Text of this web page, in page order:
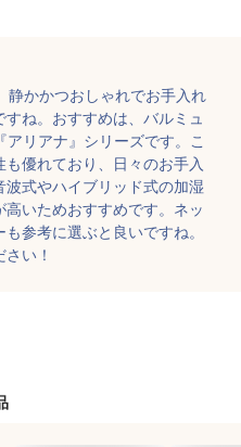
静かかつおしゃれでお手入れ
ね。おすすめは、バルミュ
リアナ』シリーズです。こ
優れており、日々のお手入
式やハイブリッド式の加湿
いためおすすめです。ネッ
参考に選ぶと良いですね。
い！